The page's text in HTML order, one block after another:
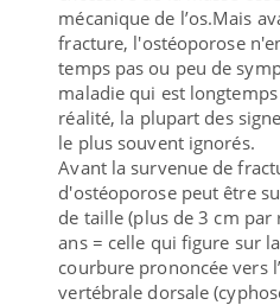
mécanique de l’os.Mais
fracture, l'ostéoporose
temps pas ou peu de
maladie qui est longtemps
réalité, la plupart des
le plus souvent ignorés.
Avant la survenue de
d'ostéoporose peut être
de taille (plus de 3 cm
ans = celle qui figure sur
courbure prononcée vers
vertébrale dorsale